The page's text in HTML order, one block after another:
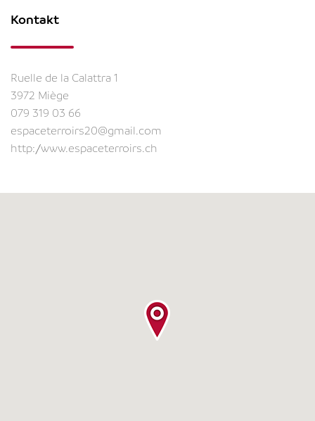
Kontakt
Ruelle de la Calattra 1
3972 Miège
079 319 03 66
espaceterroirs20@gmail.com
http://www.espaceterroirs.ch